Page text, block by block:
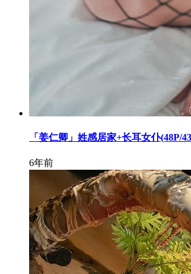
「姜仁卿」姓感居家+长耳女仆(48P/
6年前